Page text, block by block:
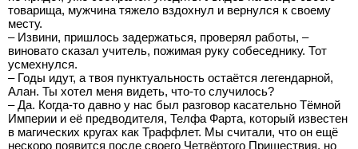
товарища, мужчина тяжело вздохнул и вернулся к своему
месту.
– Извини, пришлось задержаться, проверял работы, –
виновато сказал учитель, пожимая руку собеседнику. Тот
усмехнулся.
– Годы идут, а твоя пунктуальность остаётся легендарной,
Алан. Ты хотел меня видеть, что-то случилось?
– Да. Когда-то давно у нас был разговор касательно Тёмной
Империи и её предводителя, Телфа Фарта, который известен
в магических кругах как Траффлет. Мы считали, что он ещё
нескоро появится после своего Четвёртого Пришествия, но